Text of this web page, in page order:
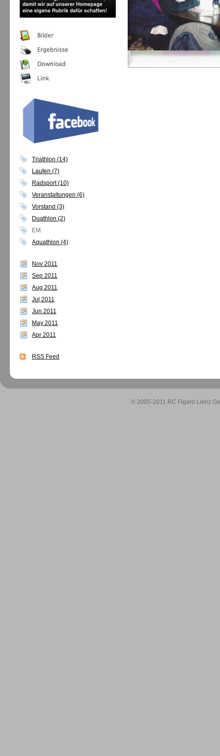
Triathlon (14)
Laufen (7)
Radsport (10)
Veranstaltungen (6)
Vorstand (3)
Duathlon (2)
EM
Aquathlon (4)
Nov 2011
Sep 2011
Aug 2011
Jul 2011
Jun 2011
May 2011
Apr 2011
RSS Feed
© 2005-2011 RC Figaro Lienz